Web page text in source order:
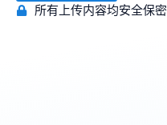
所有上传内容均安全保密